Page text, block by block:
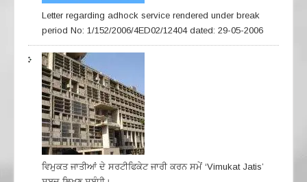
Letter regarding adhock service rendered under break
period No: 1/152/2006/4ED02/12404 dated: 29-05-2006
ਵਿਮੁਕਤ ਜਾਤੀਆਂ ਦੇ ਸਰਟੀਫਿਕੇਟ ਜਾਰੀ ਕਰਨ ਸਮੇਂ ‘Vimukat Jatis’